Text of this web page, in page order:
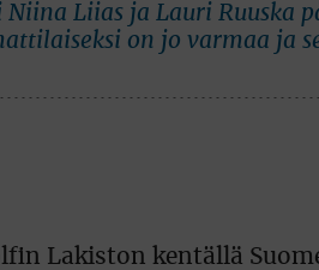
Liias ja Lauri Ruuska
on jo varmaa ja
Lakiston kentällä